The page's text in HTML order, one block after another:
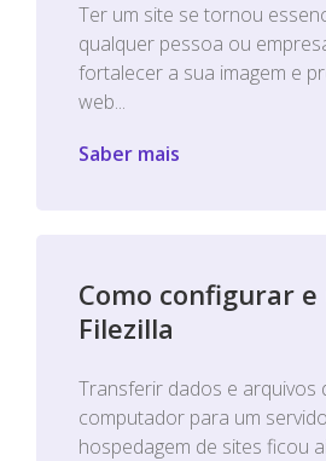
Ter um site se tornou
qualquer pessoa ou
fortalecer a sua imagem e
web...
Saber mais
Como configurar
Filezilla
Transferir dados e arquivos
computador para um
hospedagem de sites ficou